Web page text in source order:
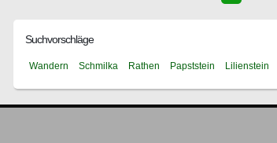
Suchvorschläge
Wandern Schmilka Rathen Papststein Lilienstein